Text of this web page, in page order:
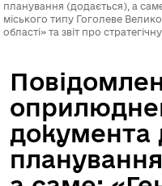
планування (додається), а
міського типу Гоголеве
області» та звіт про
документа